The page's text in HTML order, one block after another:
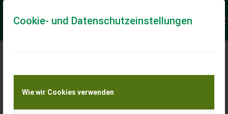
Cookie- und Datenschutzeinstellungen
Wie wir Cookies verwenden
Meine Transportkostenanfrage
Transport von Land- und Baumaschinen –
KEINE Tiertransporte